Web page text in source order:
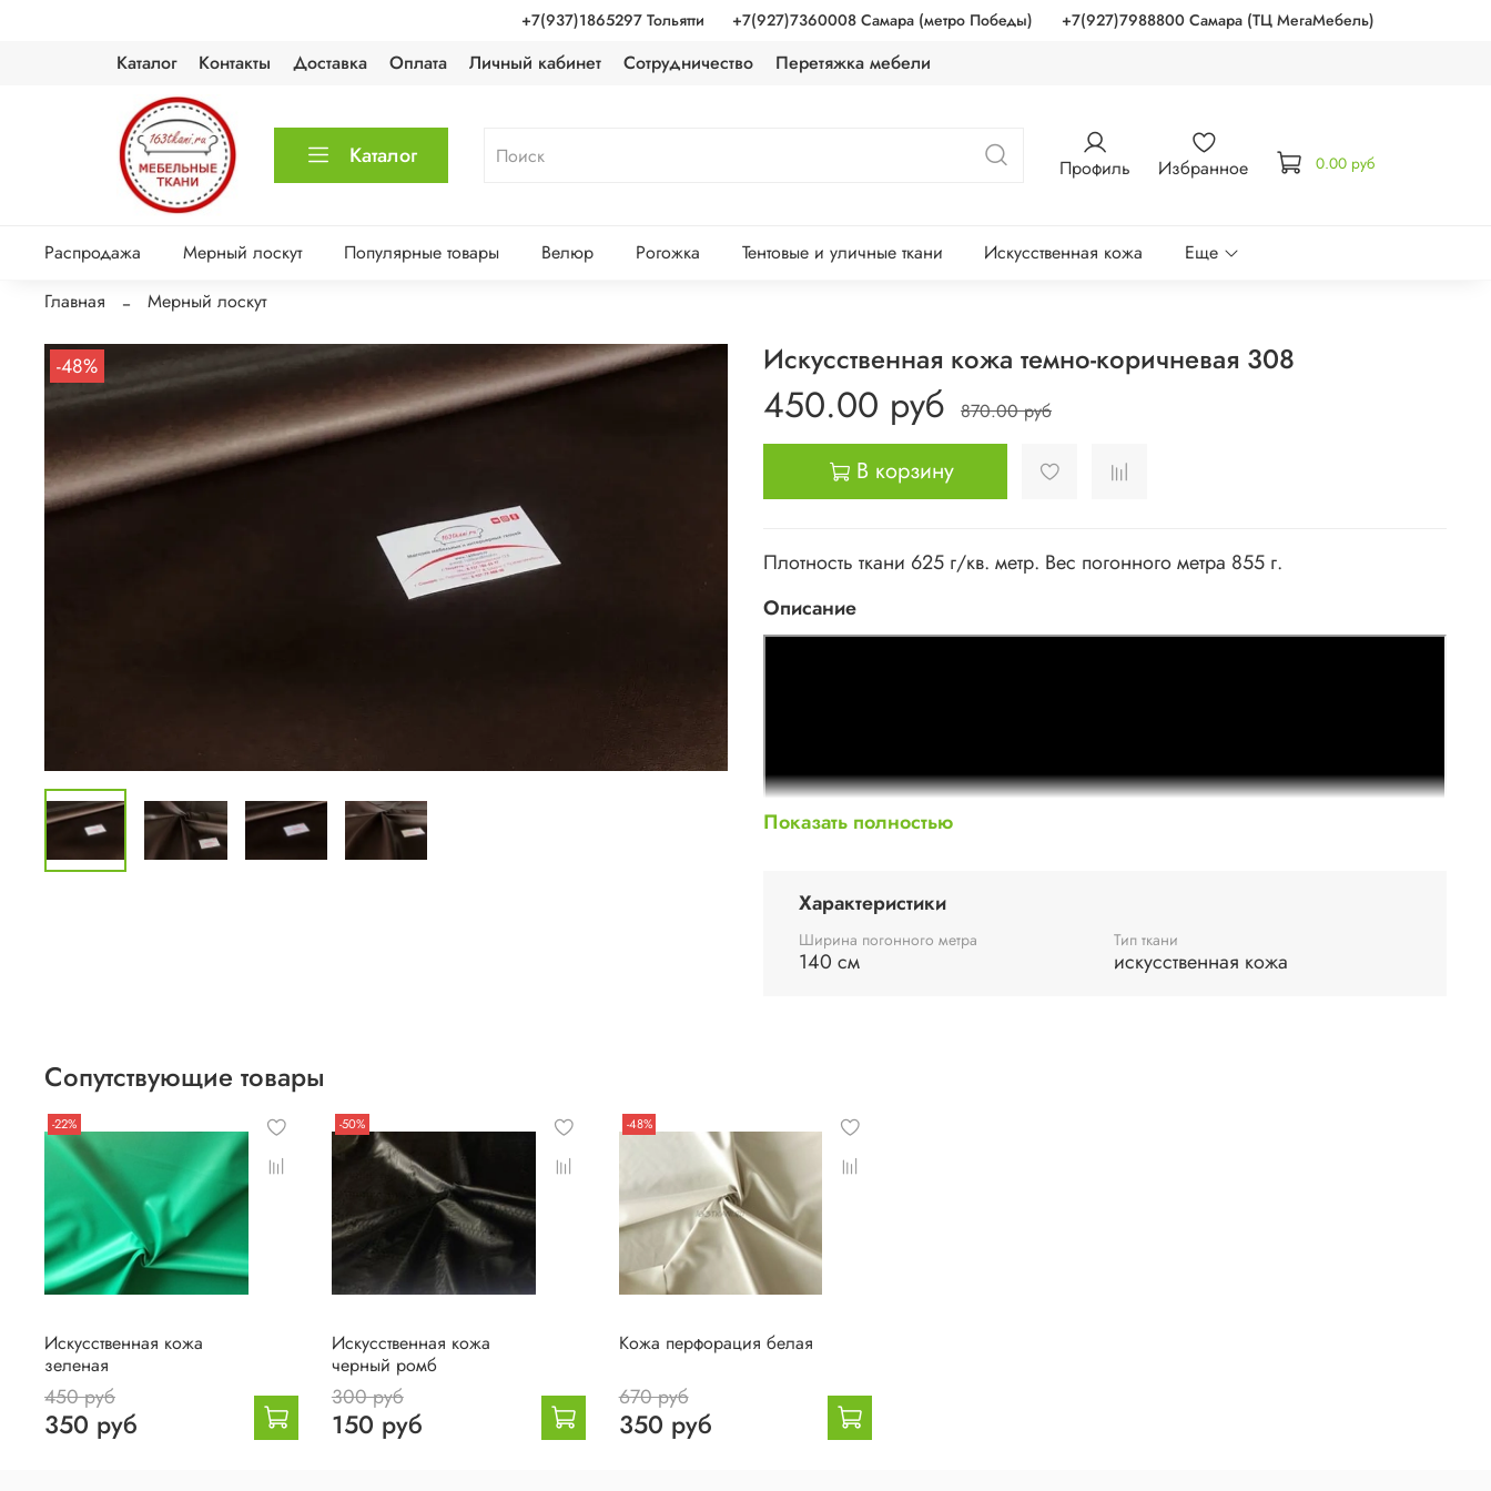
+7(937)1865297 Тольятти +7(927)7360008 Самара (метро Победы) +7(927)7988800 Самара (ТЦ МегаМебель)
Каталог Контакты Доставка Оплата Личный кабинет Сотрудничество Перетяжка мебели
Каталог Профиль Избранное 0.00 руб
Распродажа Мерный лоскут Популярные товары Велюр Рогожка Тентовые и уличные ткани Искусственная кожа
Еще
Главная
Мерный лоскут
-48% Искусственная кожа темно-коричневая 308
450.00 руб 870.00 руб
В корзину
Плотность ткани 625 г/кв. метр. Вес погонного метра 855 г.
Описание
Показать полностью
Характеристики
Ширина погонного метра
140 см
Тип ткани
искусственная кожа
Сопутствующие товары
-22%
Искусственная кожа
зеленая
450 руб
350 руб
-50%
Искусственная кожа
черный ромб
300 руб
150 руб
-48%
Кожа перфорация белая
670 руб
350 руб